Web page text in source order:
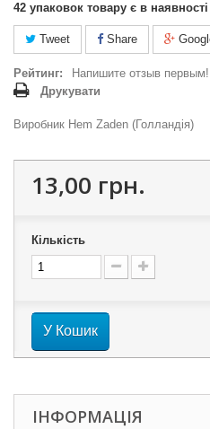
42 упаковок товару є в наявності
Tweet Share
Рейтинг:
Напишите отзыв первым!
Друкувати
Виробник Hem Zaden (Голландія)
13,00 грн.
Кількість
У Кошик
ІНФОРМАЦІЯ